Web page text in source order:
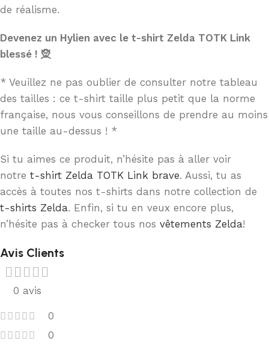
de réalisme.
Devenez un Hylien avec le t-shirt Zelda TOTK Link
blessé ! 🧝
* Veuillez ne pas oublier de consulter notre tableau
des tailles : ce t-shirt taille plus petit que la norme
française, nous vous conseillons de prendre au moins
une taille au-dessus ! *
Si tu aimes ce produit, n’hésite pas à aller voir
notre t-shirt Zelda TOTK Link brave. Aussi, tu as
accès à toutes nos t-shirts dans notre collection de
t-shirts Zelda. Enfin, si tu en veux encore plus,
n’hésite pas à checker tous nos vêtements Zelda!
Avis Clients
0 avis
0
0